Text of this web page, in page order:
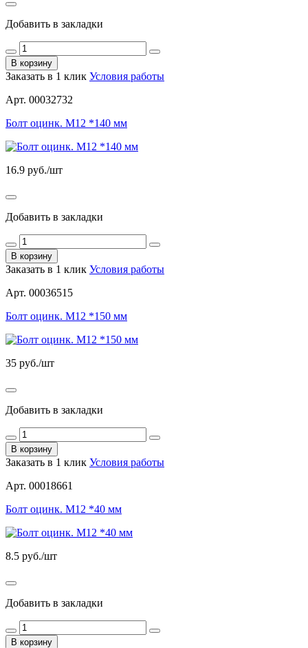
Добавить в закладки
В корзину
Заказать в 1 клик Условия работы
Арт. 00032732
Болт оцинк. М12 *140 мм
16.9 руб./шт
Добавить в закладки
В корзину
Заказать в 1 клик Условия работы
Арт. 00036515
Болт оцинк. М12 *150 мм
35 руб./шт
Добавить в закладки
В корзину
Заказать в 1 клик Условия работы
Арт. 00018661
Болт оцинк. М12 *40 мм
8.5 руб./шт
Добавить в закладки
В корзину